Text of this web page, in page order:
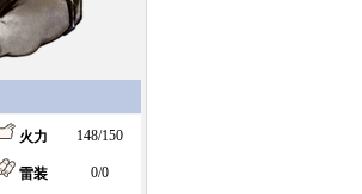
火力 148/150
雷装 0/0